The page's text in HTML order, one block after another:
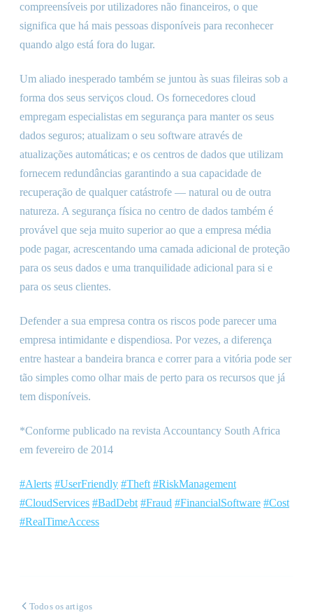
compreensíveis por utilizadores não financeiros, o que
significa que há mais pessoas disponíveis para reconhecer
quando algo está fora do lugar.
Um aliado inesperado também se juntou às suas fileiras sob a
forma dos seus serviços cloud. Os fornecedores cloud
empregam especialistas em segurança para manter os seus
dados seguros; atualizam o seu software através de
atualizações automáticas; e os centros de dados que utilizam
fornecem redundâncias garantindo a sua capacidade de
recuperação de qualquer catástrofe — natural ou de outra
natureza. A segurança física no centro de dados também é
provável que seja muito superior ao que a empresa média
pode pagar, acrescentando uma camada adicional de proteção
para os seus dados e uma tranquilidade adicional para si e
para os seus clientes.
Defender a sua empresa contra os riscos pode parecer uma
empresa intimidante e dispendiosa. Por vezes, a diferença
entre hastear a bandeira branca e correr para a vitória pode ser
tão simples como olhar mais de perto para os recursos que já
tem disponíveis.
*Conforme publicado na revista Accountancy South Africa
em fevereiro de 2014
#Alerts #UserFriendly #Theft #RiskManagement
#CloudServices #BadDebt #Fraud #FinancialSoftware #Cost
#RealTimeAccess
Todos os artigos